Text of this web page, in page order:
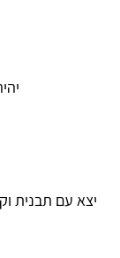
יצא עם תבנית